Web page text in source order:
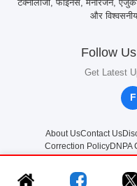
टेक्नोलॉजी, फाइनेंस, मनोरंजन,
और
Follow
Get Latest
F
About UsContact Us
Correction PolicyDNPA
© 2025